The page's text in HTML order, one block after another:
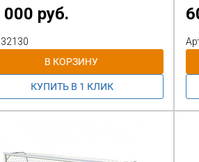
Оптовые скидки на данный
не предоставляются. Цена на
- конечная. Стоимость указана
без сетки.
000 руб.
за